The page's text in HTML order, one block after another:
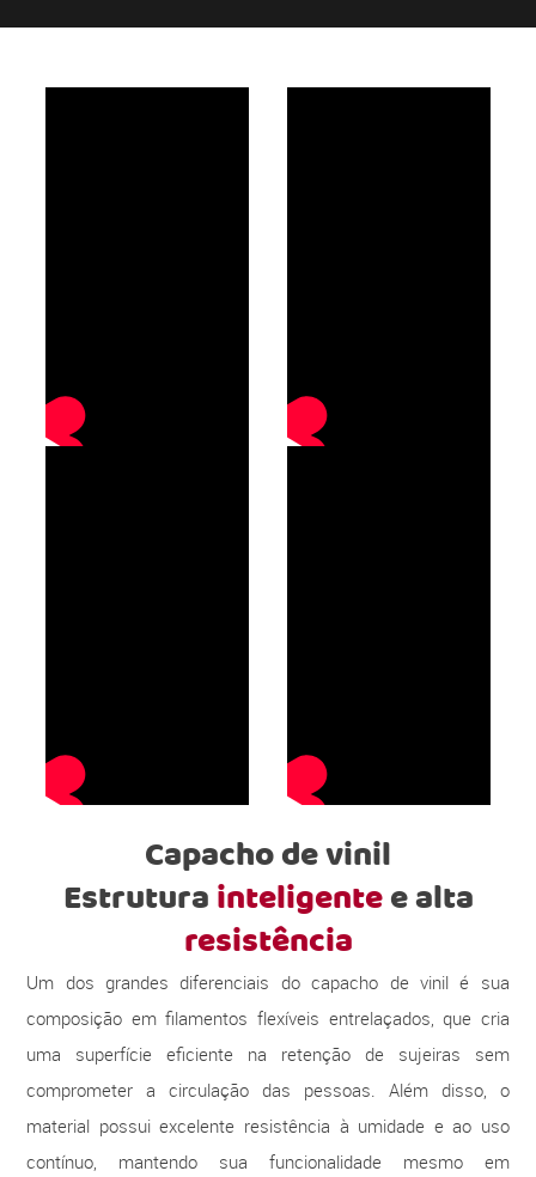
Capacho de vinil
Estruturainteligentee alta
resistência
Um dos grandes diferenciais do capacho de vinil é sua
composição em filamentos flexíveis entrelaçados, que cria
uma superfície eficiente na retenção de sujeiras sem
comprometer a circulação das pessoas. Além disso, o
material possui excelente resistência à umidade e ao uso
contínuo, mantendo sua funcionalidade mesmo em